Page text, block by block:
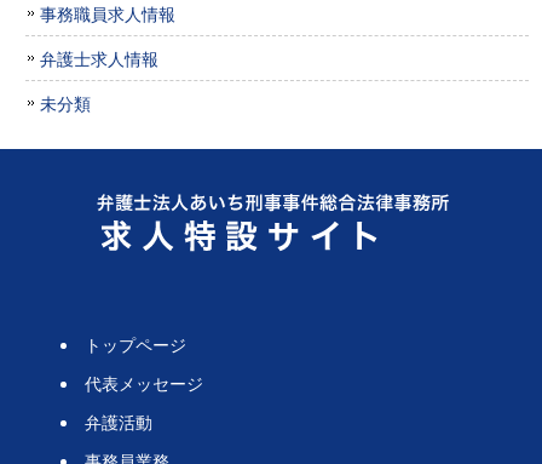
事務職員求人情報
弁護士求人情報
未分類
トップページ
代表メッセージ
弁護活動